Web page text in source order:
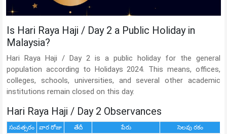
Is Hari Raya Haji / Day 2 a Public Holiday in
Malaysia?
Hari Raya Haji / Day 2 is a public holiday for the general
population according to Holidays 2024. This means, offices,
colleges, schools, universities, and several other academic
institutions remain closed on this day.
Hari Raya Haji / Day 2 Observances
సంవత్సరం వార రోజు తేదీ పేరు
సెలవు రకం